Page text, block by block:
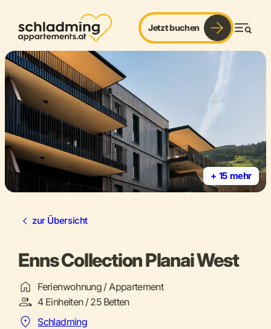
Jetzt buchen
+ 15 mehr
zur Übersicht
Enns Collection Planai West
Ferienwohnung / Appartement
4 Einheiten / 25 Betten
Schladming